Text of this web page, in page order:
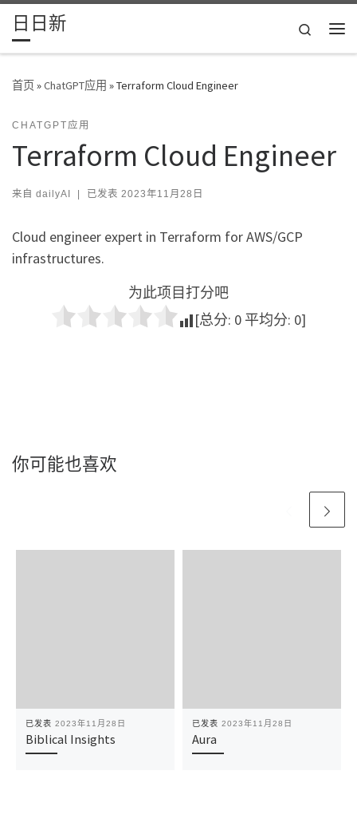
Skip to content
日日新
Search
首页»ChatGPT应用 »Terraform Cloud Engineer
CHATGPT应用
Terraform Cloud Engineer
来自 dailyAI | 已发表 2023年11月28日
Cloud engineer expert in Terraform for AWS/GCP
infrastructures.
为此项目打分吧
[总分: 0 平均分: 0]
你可能也喜欢
已发表 2023年11月28日
Biblical Insights
已发表 2023年11月28日
Aura